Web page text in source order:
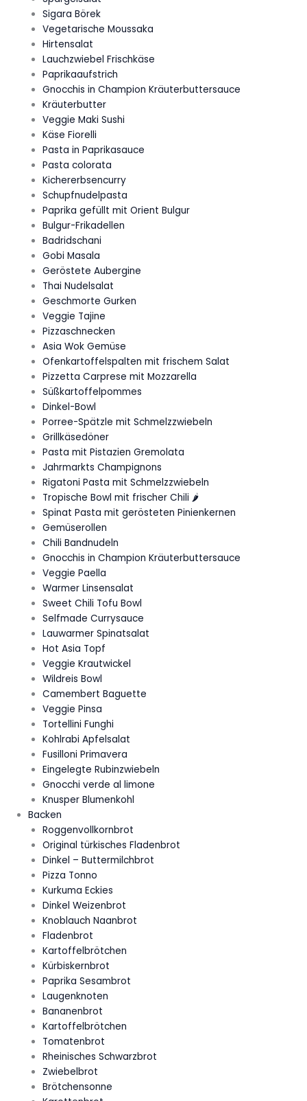
Sigara Börek
Vegetarische Moussaka
Hirtensalat
Lauchzwiebel Frischkäse
Paprikaaufstrich
Gnocchis in Champion Kräuterbuttersauce
Kräuterbutter
Veggie Maki Sushi
Käse Fiorelli
Pasta in Paprikasauce
Pasta colorata
Kichererbsencurry
Schupfnudelpasta
Paprika gefüllt mit Orient Bulgur
Bulgur-Frikadellen
Badridschani
Gobi Masala
Geröstete Aubergine
Thai Nudelsalat
Geschmorte Gurken
Veggie Tajine
Pizzaschnecken
Asia Wok Gemüse
Ofenkartoffelspalten mit frischem Salat
Pizzetta Carprese mit Mozzarella
Süßkartoffelpommes
Dinkel-Bowl
Porree-Spätzle mit Schmelzzwiebeln
Grillkäsedöner
Pasta mit Pistazien Gremolata
Jahrmarkts Champignons
Rigatoni Pasta mit Schmelzzwiebeln
Tropische Bowl mit frischer Chili 🌶️
Spinat Pasta mit gerösteten Pinienkernen
Gemüserollen
Chili Bandnudeln
Gnocchis in Champion Kräuterbuttersauce
Veggie Paella
Warmer Linsensalat
Sweet Chili Tofu Bowl
Selfmade Currysauce
Lauwarmer Spinatsalat
Hot Asia Topf
Veggie Krautwickel
Wildreis Bowl
Camembert Baguette
Veggie Pinsa
Tortellini Funghi
Kohlrabi Apfelsalat
Fusilloni Primavera
Eingelegte Rubinzwiebeln
Gnocchi verde al limone
Knusper Blumenkohl
Backen
Roggenvollkornbrot
Original türkisches Fladenbrot
Dinkel – Buttermilchbrot
Pizza Tonno
Kurkuma Eckies
Dinkel Weizenbrot
Knoblauch Naanbrot
Fladenbrot
Kartoffelbrötchen
Kürbiskernbrot
Paprika Sesambrot
Laugenknoten
Bananenbrot
Kartoffelbrötchen
Tomatenbrot
Rheinisches Schwarzbrot
Zwiebelbrot
Brötchensonne